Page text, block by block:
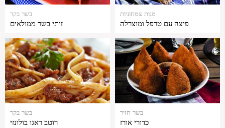
בשר בקר
זיתי בשר ממולאים
מנות צמחוניות
פיצה עם טרפל ומוצרלה
בשר בקר
רוטב ראגו בולונזי
בשר חזיר
כדורי אורז